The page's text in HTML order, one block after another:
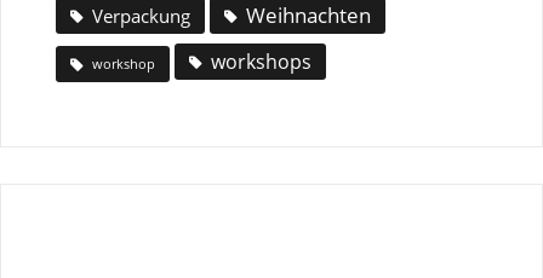
Verpackung Weihnachten
workshop workshops